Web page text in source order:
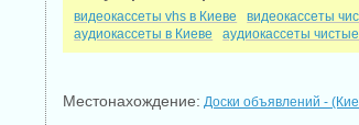
видеокассеты vhs в Киеве видеокассеты
аудиокассеты в Киеве
аудиокассеты
Местонахождение: Доски объявлений -